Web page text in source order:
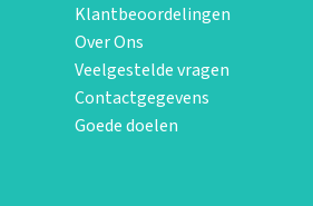
Klantbeoordelingen
Over Ons
Veelgestelde vragen
Contactgegevens
Goede doelen